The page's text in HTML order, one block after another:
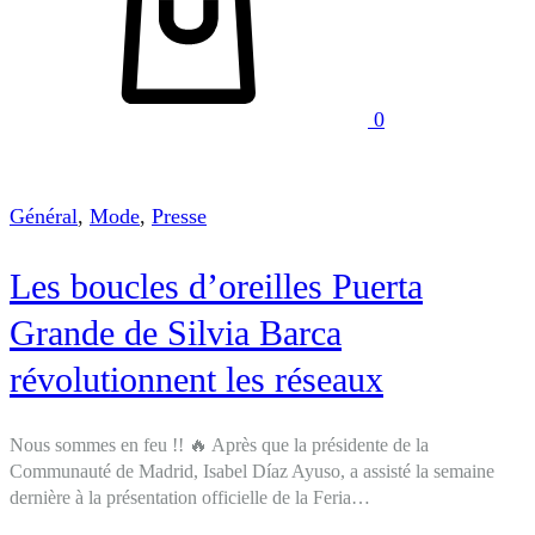
0
Général, Mode, Presse
Les boucles d’oreilles Puerta
Grande de Silvia Barca
révolutionnent les réseaux
Nous sommes en feu !! 🔥 Après que la présidente de la
Communauté de Madrid, Isabel Díaz Ayuso, a assisté la semaine
dernière à la présentation officielle de la Feria…